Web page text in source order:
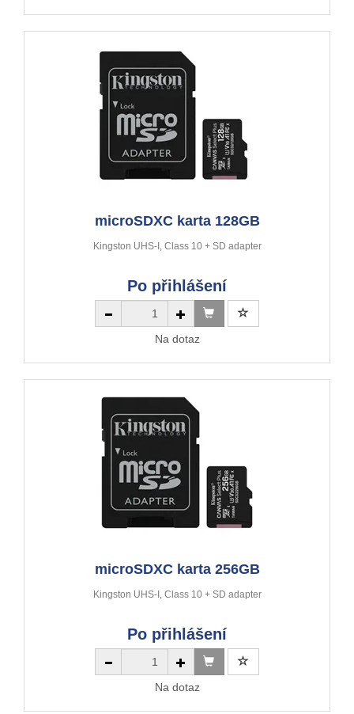
microSDXC karta 128GB
Kingston UHS-I, Class 10 + SD adapter
Po přihlášení
Na dotaz
microSDXC karta 256GB
Kingston UHS-I, Class 10 + SD adapter
Po přihlášení
Na dotaz